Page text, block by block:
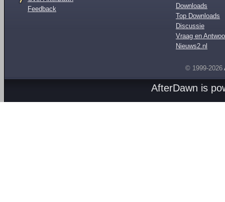
Feedback
Downloads
Top Downloads
Discussie
Vraag en
Nieuws2.nl
© 1999-2026
AfterDawn is